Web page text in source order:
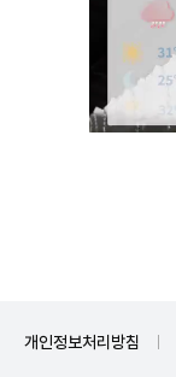
개인정보처리방침